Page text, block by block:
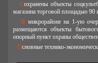
Сохранены объекты соцкультбыта - существующие магазины 405 кв.м общей площади. К сносу намечены два
магазина торговой площадью 90
В микрорайоне на 1-ую очередь строительства во встроенно-пристроенных помещениях новых жилых домов
размещаются объекты
опорный пункт охраны
Основные технико-